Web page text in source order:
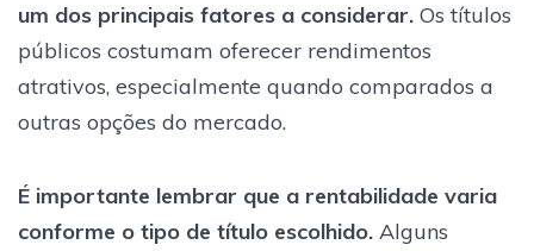
um dos principais fatores a considerar. Os títulos
públicos costumam oferecer rendimentos
atrativos, especialmente quando comparados a
outras opções do mercado.
É importante lembrar que a rentabilidade varia
conforme o tipo de título escolhido. Alguns